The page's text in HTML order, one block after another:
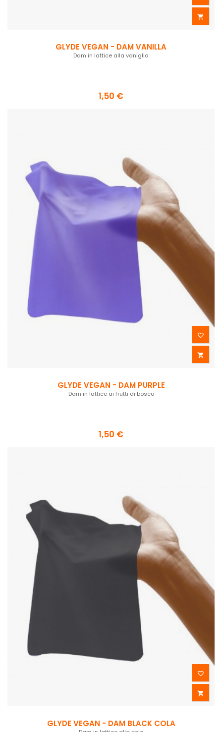

GLYDE VEGAN - DAM VANILLA
Dam in lattice alla vaniglia
1,50 €


GLYDE VEGAN - DAM PURPLE
Dam in lattice ai frutti di bosco
1,50 €


GLYDE VEGAN - DAM BLACK COLA